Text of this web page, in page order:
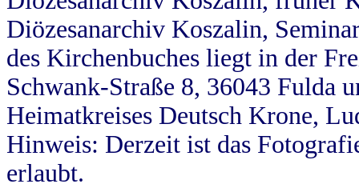
Diözesanarchiv Koszalin,
des Kirchenbuches liegt in der
Schwank-Straße 8, 36043 Fulda
Heimatkreises Deutsch Krone,
Hinweis: Derzeit ist das
erlaubt.